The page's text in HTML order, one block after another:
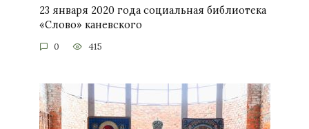
23 января 2020 года социальная библиотека
«Слово» каневского
0 415